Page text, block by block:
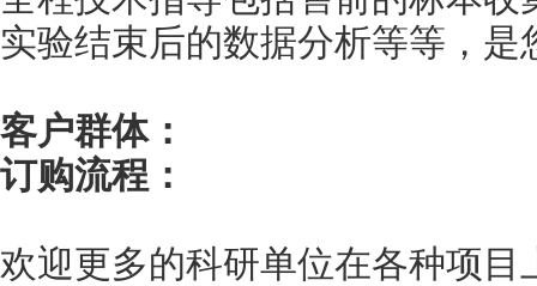
实验结束后的数据分析等等，是
客户群体：
订购流程：
欢迎更多的科研单位在各种项